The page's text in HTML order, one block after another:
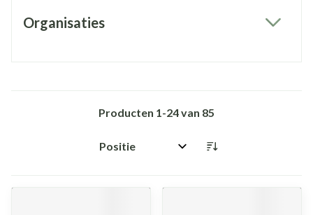
Organisaties
Producten 1-24van 85
Sorteer op: